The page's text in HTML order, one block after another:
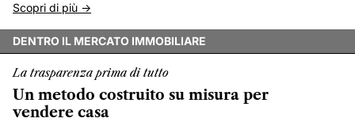
Scopri di più ->
DENTRO IL MERCATO IMMOBILIARE
La trasparenza prima di tutto
Un metodo costruito su misura per
vendere casa